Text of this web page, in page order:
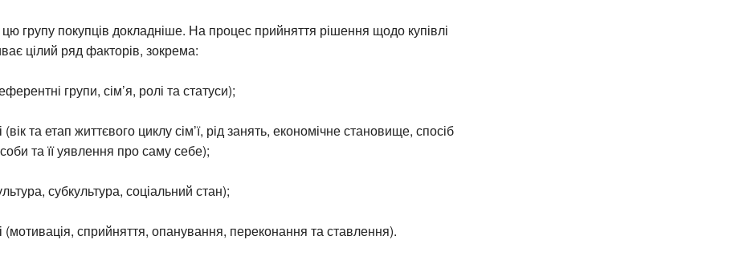
групу покупців докладніше. На процес прийняття рішення щодо купівлі
цілий ряд факторів, зокрема:
групи, сім’я, ролі та статуси);
та етап життєвого циклу сім’ї, рід занять, економічне становище, спосіб
та її уявлення про саму себе);
субкультура, соціальний стан);
(мотивація, сприйняття, опанування, переконання та ставлення).